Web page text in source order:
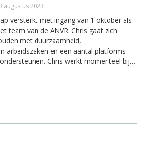
8 augustus 2023
versterkt met ingang van 1 oktober als
team van de ANVR. Chris gaat zich
met duurzaamheid,
arbeidszaken en een aantal platforms
Chris werkt momenteel bij